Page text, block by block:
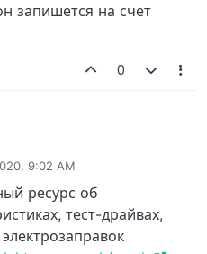
запишется на счет
0
9:02 AM
ресурс об
тест-драйвах,